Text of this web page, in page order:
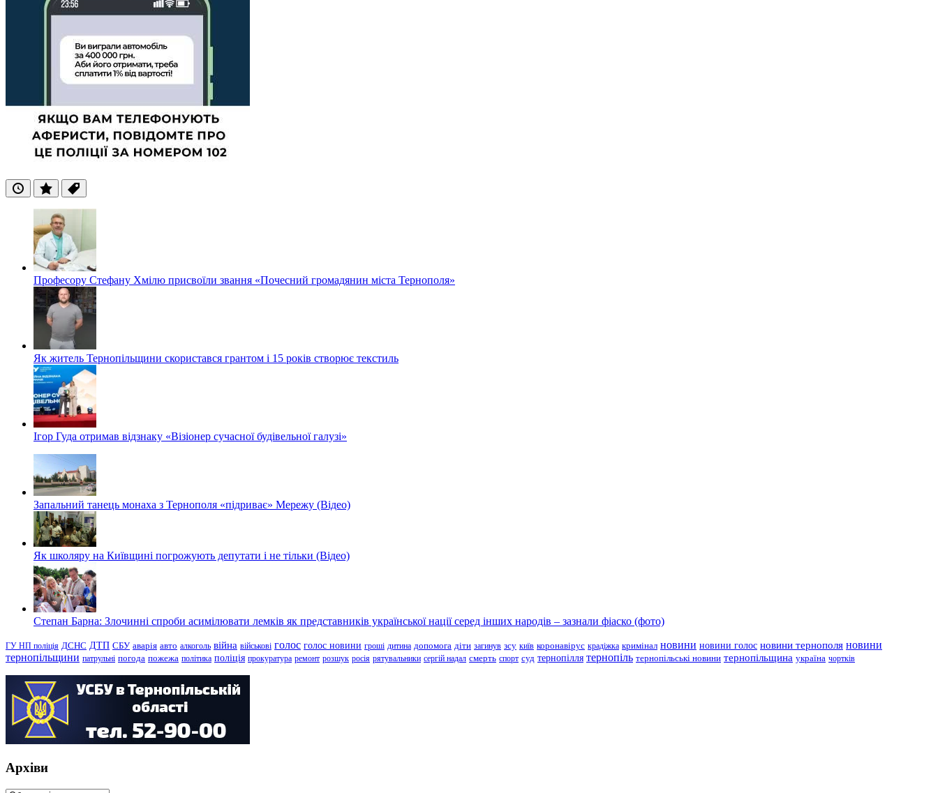
ОстанніПопулярні
Теги
Професору Стефану Хмілю присвоїли звання «Почесний громадянин міста Тернополя»
Як житель Тернопільщини скористався грантом і 15 років створює текстиль
Ігор Гуда отримав відзнаку «Візіонер сучасної будівельної галузі»
Запальний танець монаха з Тернополя «підриває» Мережу (Відео)
Як школяру на Київщині погрожують депутати і не тільки (Відео)
Степан Барна: Злочинні спроби асимілювати лемків як представників української нації серед інших народів – зазнали фіаско (фото)
ГУ НП поліція ДСНС ДТП СБУ аварія авто алкоголь війна військові голос голос новини гроші дитина допомога діти загинув зсу київ коронавірус крадіжка кримінал новини новини голос новини тернополя новини
тернопільщини патрульні погода пожежа політика поліція прокуратура ремонт розшук росія рятувальники сергій надал смерть спорт суд тернопілля тернопіль тернопільські новини тернопільщина україна чортків
Архіви